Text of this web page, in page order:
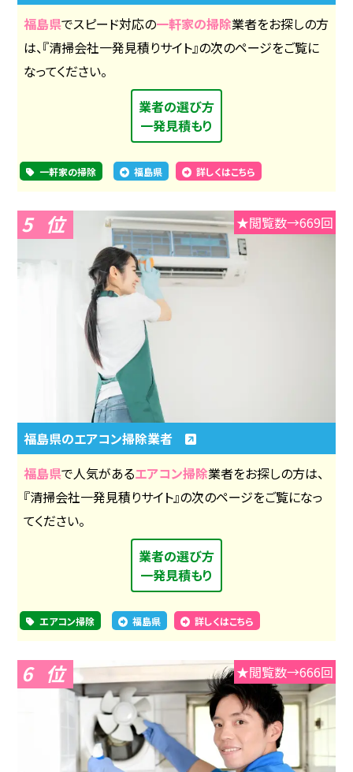
福島県でスピード対応の一軒家の掃除業者をお探しの方
は、『清掃会社一発見積りサイト』の次のページをご覧に
なってください。
業者の選び方
一発見積もり
一軒家の掃除 福島県 詳しくはこちら
5 ★閲覧数→669回
福島県のエアコン掃除業者
福島県で人気があるエアコン掃除業者をお探しの方は、
『清掃会社一発見積りサイト』の次のページをご覧になっ
てください。
業者の選び方
一発見積もり
エアコン掃除 福島県 詳しくはこちら
6 ★閲覧数→666回